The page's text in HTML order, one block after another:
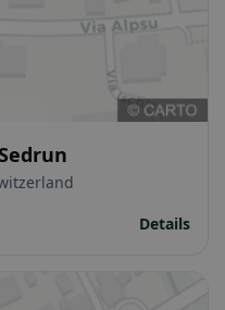
Details